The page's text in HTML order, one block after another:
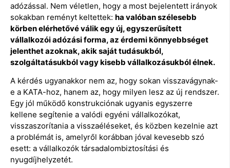
adózással. Nem véletlen, hogy a most bejelentett irányok
sokakban reményt keltettek: ha valóban szélesebb
körben elérhetővé válik egy új, egyszerűsített
vállalkozói adózási forma, az érdemi könnyebbséget
jelenthet azoknak, akik saját tudásukból,
szolgáltatásukból vagy kisebb vállalkozásukból élnek.
A kérdés ugyanakkor nem az, hogy sokan visszavágynak-
e a KATA-hoz, hanem az, hogy milyen lesz az új rendszer.
Egy jól működő konstrukciónak ugyanis egyszerre
kellene segítenie a valódi egyéni vállalkozókat,
visszaszorítania a visszaéléseket, és közben kezelnie azt
a problémát is, amelyről korábban jóval kevesebb szó
esett: a vállalkozók társadalombiztosítási és
nyugdíjhelyzetét.